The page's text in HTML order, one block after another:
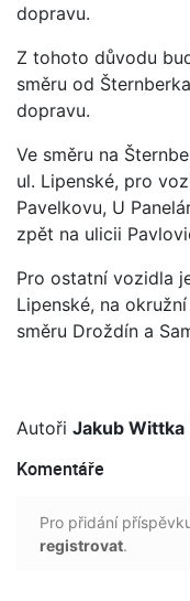
dopravu.
Z tohoto důvodu
směru od
dopravu.
Ve směru na
ul. Lipenské, pro
Pavelkovu, U
zpět na ulicii
Pro ostatní vozidla
Lipenské, na
směru Droždín a
Autoři Jakub Wittka
Komentáře
Pro přidání
registrovat.